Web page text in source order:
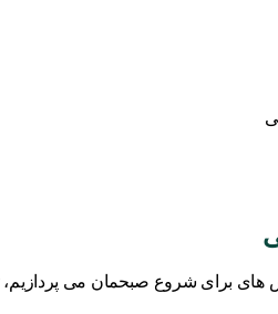
برای شروع صبحمان می پردازیم،